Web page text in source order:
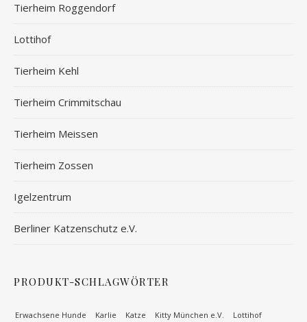
Tierheim Roggendorf
Lottihof
Tierheim Kehl
Tierheim Crimmitschau
Tierheim Meissen
Tierheim Zossen
Igelzentrum
Berliner Katzenschutz e.V.
PRODUKT-SCHLAGWÖRTER
Erwachsene Hunde Karlie Katze Kitty München e.V. Lottihof